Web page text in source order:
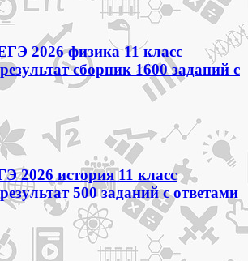
2026 физика 11 класс
сборник 1600 заданий с
2026 история 11 класс
500 заданий с ответами